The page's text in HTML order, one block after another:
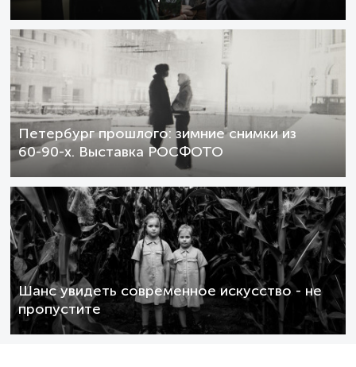
Петербург прошлого: зимние снимки из
60-90-х. Выставка РОСФОТО
Шанс увидеть современное искусство - не
пропустите